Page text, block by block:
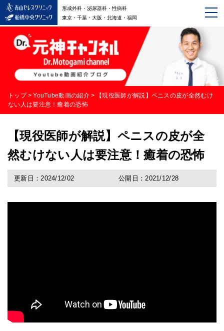
形成外科・泌尿器科・性病科
東京・千葉・大阪・北海道・福岡
トップ > YouTube動画の紹介 >
【現役医師が解説】ペニスの皮が全然むけ
ない人は要注意！癒着の恐怖
【現役医師が解説】ペニスの皮が全
然むけない人は要注意！癒着の恐怖
更新日：2024/12/02 公開日：2021/12/28